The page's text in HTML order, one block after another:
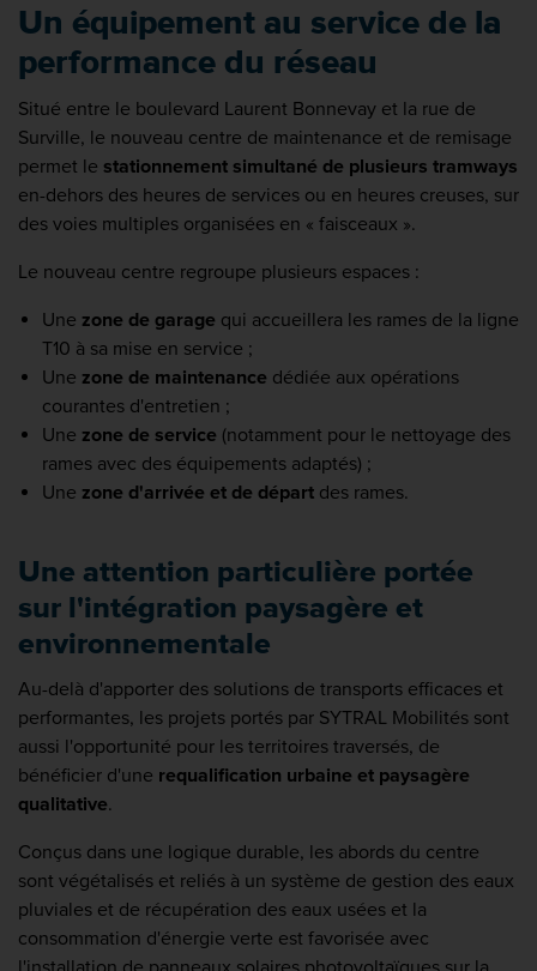
Un équipement au service de la
performance du réseau
Situé entre le boulevard Laurent Bonnevay et la rue de
Surville, le nouveau centre de maintenance et de remisage
permet le stationnement simultané de plusieurs tramways
en-dehors des heures de services ou en heures creuses, sur
des voies multiples organisées en « faisceaux ».
Le nouveau centre regroupe plusieurs espaces :
Une zone de garage qui accueillera les rames de la ligne
T10 à sa mise en service ;
Une zone de maintenance dédiée aux opérations
courantes d'entretien ;
Une zone de service (notamment pour le nettoyage des
rames avec des équipements adaptés) ;
Une zone d'arrivée et de départ des rames.
Une attention particulière portée
sur l'intégration paysagère et
environnementale
Au-delà d'apporter des solutions de transports efficaces et
performantes, les projets portés par SYTRAL Mobilités sont
aussi l'opportunité pour les territoires traversés, de
bénéficier d'une requalification urbaine et paysagère
qualitative.
Conçus dans une logique durable, les abords du centre
sont végétalisés et reliés à un système de gestion des eaux
pluviales et de récupération des eaux usées et la
consommation d'énergie verte est favorisée avec